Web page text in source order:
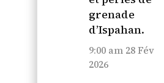
grenade
d’Ispahan.
9:00 am 28 Fév
2026